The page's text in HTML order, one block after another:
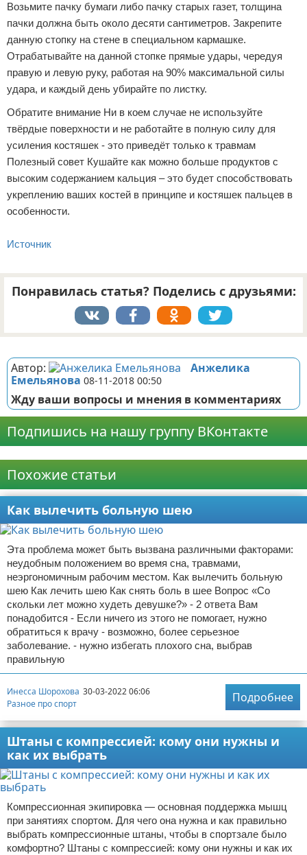
Возьмите пачку бумаги либо пачку старых газет, толщина
пачки должна быть около десяти сантиметров. Закрепите
данную стопку на стене в специальном кармашке.
Отрабатывайте на данной стопке прямые удары, чередуя
правую и левую руку, работая на 90% максимальной силы
удара, и каждый день убирайте по листку.
Обратите внимание Ни в коем случае не используйте
твёрдые поверхности и не работайте в полную силу для
усиления костяшек - это приведёт только к травмам
Полезный совет Кушайте как можно больше продуктов с
высоким содержанием кальция – это будет способствовать
укреплению ваших костей в принципе и костяшек пальцев в
особенности.
Источник
Понравилась статья? Поделись с друзьями:
Автор:
Анжелика
Емельянова 08-11-2018 00:50
Жду ваши вопросы и мнения в комментариях
Подпишись на нашу группу ВКонтакте
Похожие статьи
Как вылечить больную шею
Эта проблема может быть вызвана различными факторами:
неудобным положением во время сна, травмами,
неэргономичным рабочим местом. Как вылечить больную
шею Как лечить шею Как снять боль в шее Вопрос «Со
скольки лет можно худеть девушке?» - 2 ответа Вам
понадобится - Если ничего из этого не помогает, нужно
обратиться к врачу - возможно, более серьезное
заболевание. - нужно избегать плохого сна, выбрав
правильную
Инесса Шорохова 30-03-2022 06:06
Разное про спорт
Подробнее
Штаны с компрессией: кому они нужны и
как их выбрать
Компрессионная экипировка — основная поддержка мышц
при занятиях спортом. Для чего она нужна и как правильно
выбрать компрессионные штаны, чтобы в спортзале было
комфортно? Штаны с компрессией: кому они нужны и как их